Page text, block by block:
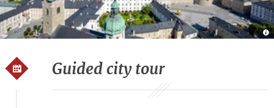
Guided city tour